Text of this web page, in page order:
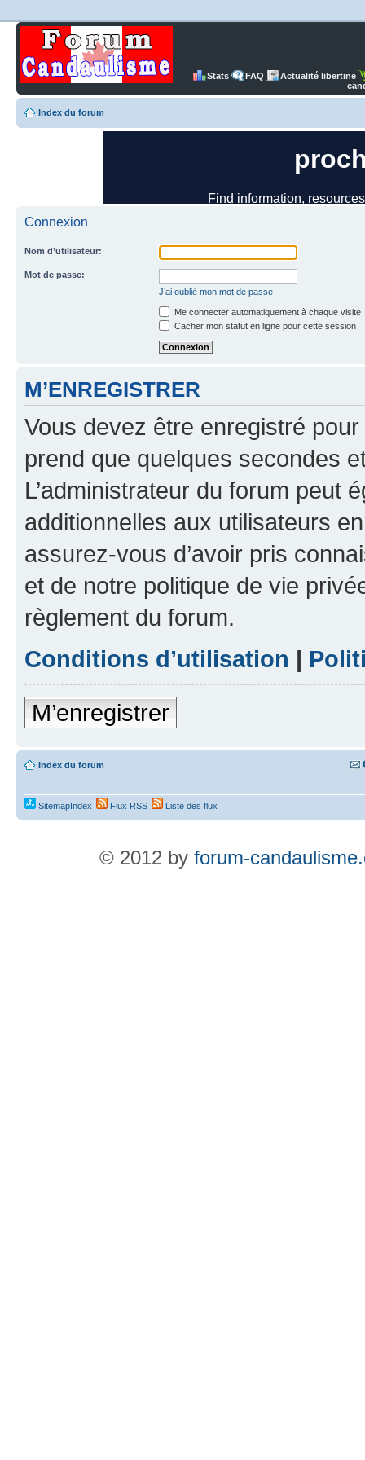
Stats FAQ
Actualité libertine
Index du forum
Connexion
Nom d’utilisateur:
Mot de passe:
J’ai oublié mon mot de passe
Me connecter automatiquement à chaque visite
Cacher mon statut en ligne pour cette session
M’ENREGISTRER
Vous devez être enregistré
prend que quelques secondes
L’administrateur du forum peut
additionnelles aux utilisateurs
assurez-vous d’avoir pris
et de notre politique de vie
règlement du forum.
Conditions d’utilisation |
M’enregistrer
Index du forum
SitemapIndex Flux RSS Liste des flux
© 2012 by forum-